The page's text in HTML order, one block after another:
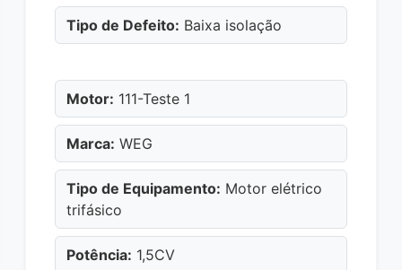
Tipo de Defeito: Baixa isolação
Motor: 111-Teste 1
Marca: WEG
Tipo de Equipamento: Motor elétrico
trifásico
Potência: 1,5CV